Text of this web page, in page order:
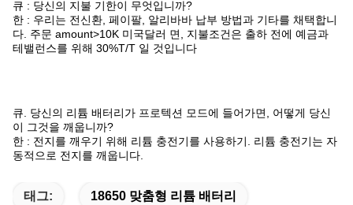
큐 : 당신의 지불 기한이 무엇입니까?
한 : 우리는 전신환, 페이팔, 알리바바 납부 방법과 기타를 채택합니
다. 주문 amount>10K 미국달러 면, 지불조건은 출하 전에 예금과
테밸런스를 위해 30%T/T 일 것입니다
큐. 당신의 리튬 배터리가 프로텍션 모드에 들어가면, 어떻게 당신
이 그것을 깨웁니까?
한 : 전지를 깨우기 위해 리튬 충전기를 사용하기. 리튬 충전기는 자
동적으로 전지를 깨웁니다.
태그: 18650 맞춤형 리튬 배터리